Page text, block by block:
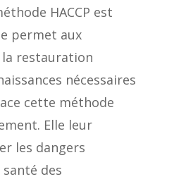
HACCP est
permet aux
restauration
nécessaires
cette méthode
Elle leur
les dangers
des